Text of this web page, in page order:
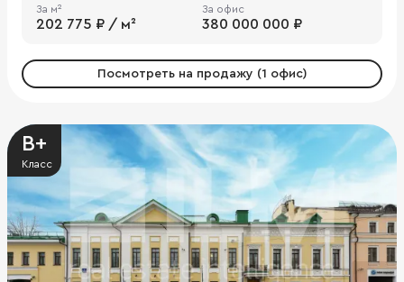
За м²
202 775 ₽ / м²
За офис
380 000 000 ₽
Посмотреть на продажу (1 офис)
B+
Класс